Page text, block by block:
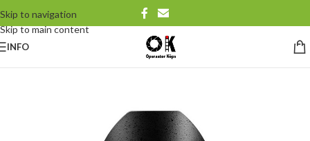
Skip to navigation
Skip to main content
INFO